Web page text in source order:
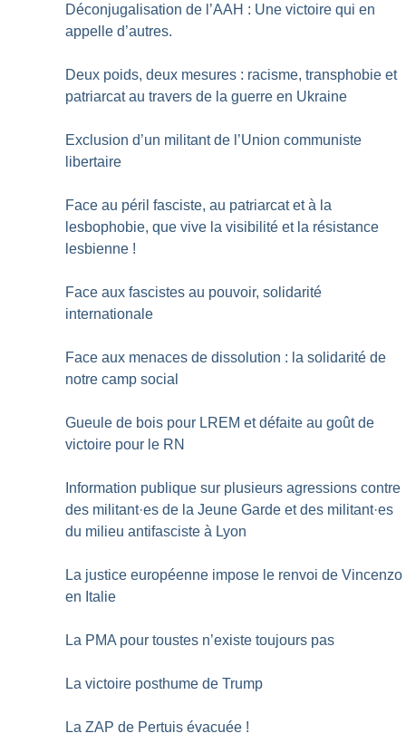
Déconjugalisation de l’AAH : Une victoire qui en
appelle d’autres.
Deux poids, deux mesures : racisme, transphobie et
patriarcat au travers de la guerre en Ukraine
Exclusion d’un militant de l’Union communiste
libertaire
Face au péril fasciste, au patriarcat et à la
lesbophobie, que vive la visibilité et la résistance
lesbienne !
Face aux fascistes au pouvoir, solidarité
internationale
Face aux menaces de dissolution : la solidarité de
notre camp social
Gueule de bois pour LREM et défaite au goût de
victoire pour le RN
Information publique sur plusieurs agressions contre
des militant·es de la Jeune Garde et des militant·es
du milieu antifasciste à Lyon
La justice européenne impose le renvoi de Vincenzo
en Italie
La PMA pour toustes n’existe toujours pas
La victoire posthume de Trump
La ZAP de Pertuis évacuée !